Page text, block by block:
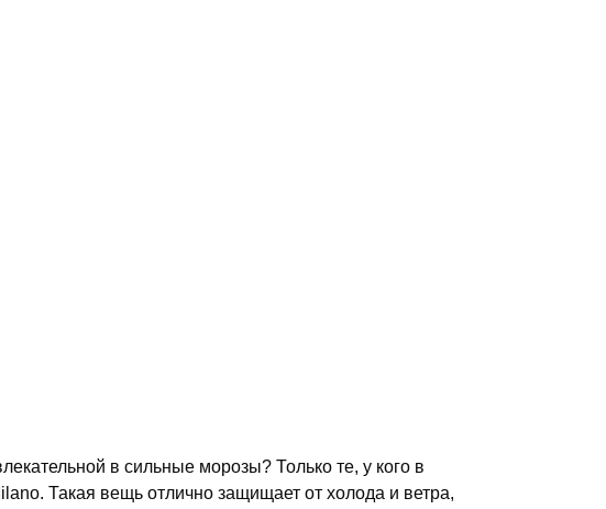
в сильные морозы? Только те, у кого в
Такая вещь отлично защищает от холода и ветра,